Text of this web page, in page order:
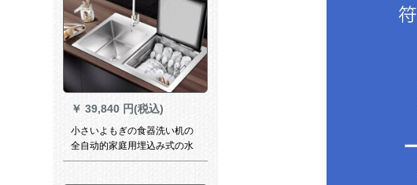
￥ 39,840 円(税込)
小さいよもぎの食器洗い机の
全自动的家庭用埋込み式の水
槽の食器洗い机の大容量は、